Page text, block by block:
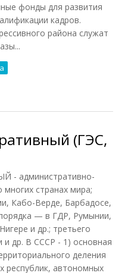
фонды для развития
кадров.
района служат
(ГЭС,
административно-
странах мира;
Кабо-Верде, Барбадосе,
— в ГДР, Румынии,
и др.; третьего
др. В СССР - 1) основная
деления
республик, автономных